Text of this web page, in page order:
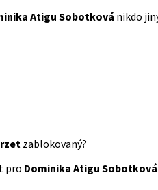
Atigu Sobotková nikdo
zablokovaný?
pro Dominika Atigu Sobotková